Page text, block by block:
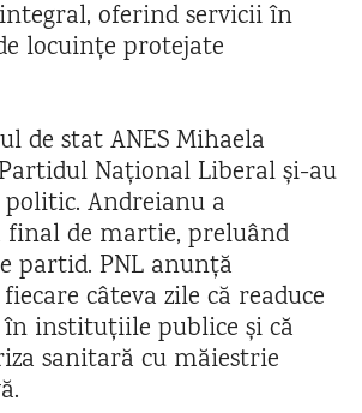
oferind servicii în
locuințe protejate
de stat ANES Mihaela
Național Liberal și-au
Andreianu a
de martie, preluând
partid. PNL anunță
câteva zile că readuce
instituțiile publice și că
sanitară cu măiestrie